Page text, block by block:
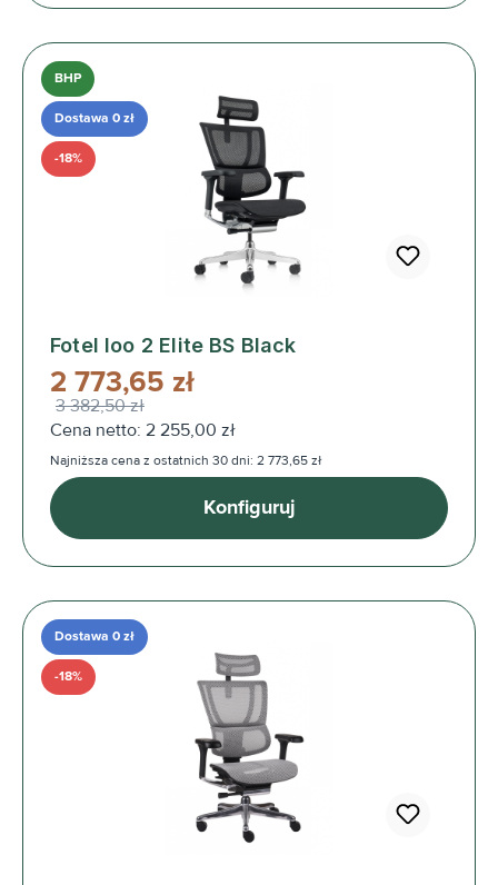
Fotel Ioo 2 Elite BS Black
BHP
Dostawa 0 zł
-18%
2 773,65 zł
3 382,50 zł
Cena netto: 2 255,00 zł
Najniższa cena z ostatnich 30 dni: 2 773,65 zł
Konfiguruj
Dostawa 0 zł
-18%